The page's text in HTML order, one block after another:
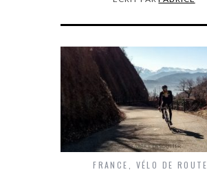
FRANCE VÉLO DE ROUTE